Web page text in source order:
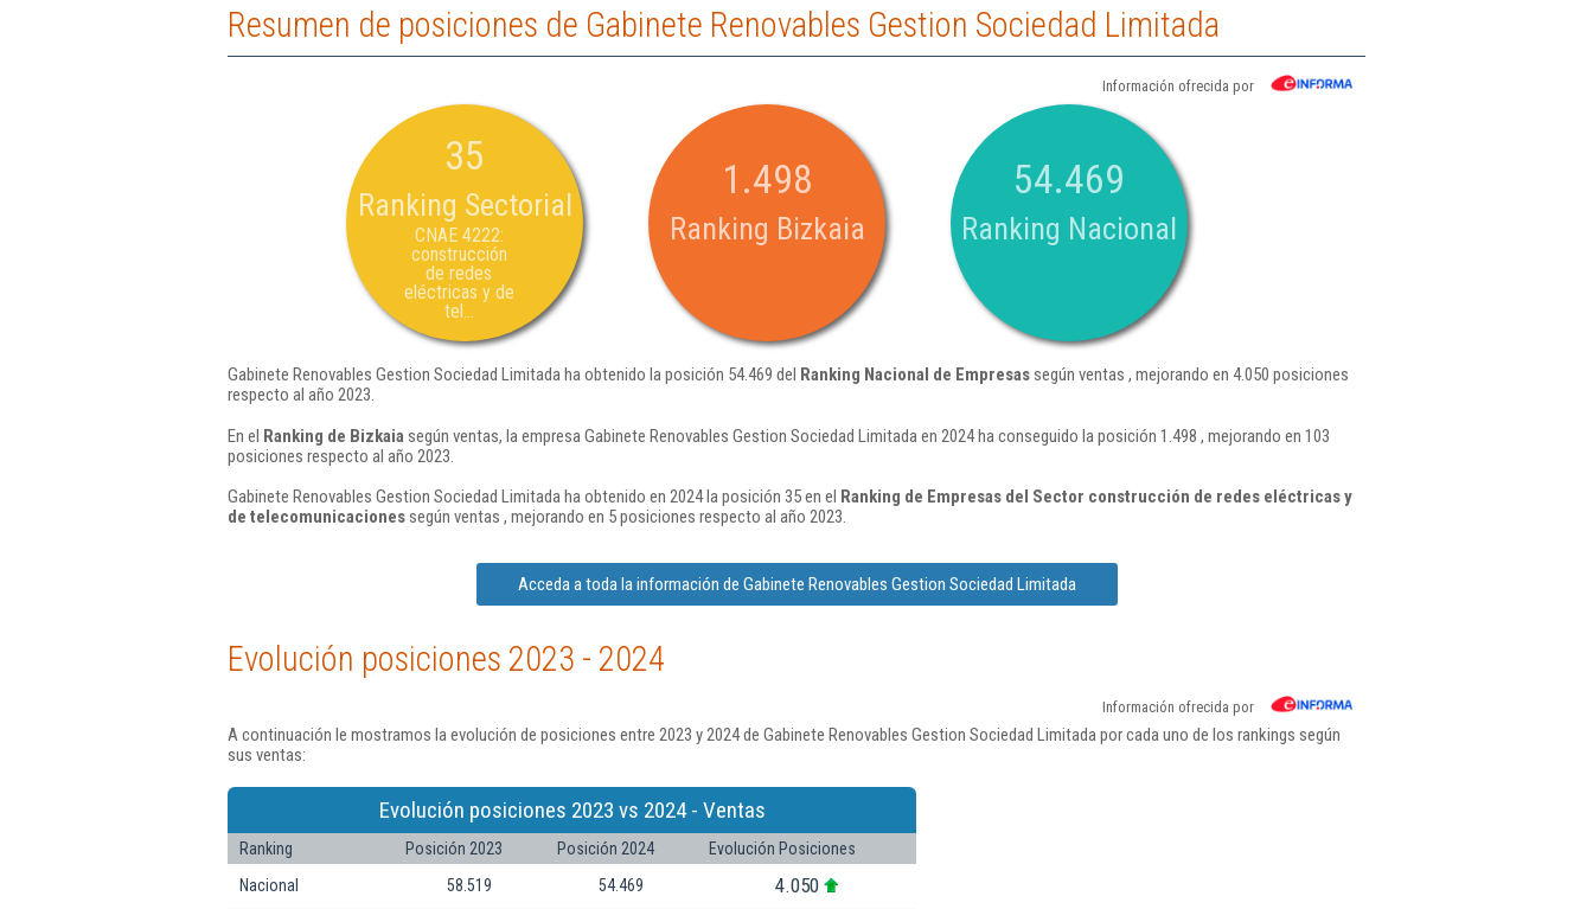
Resumen de posiciones de Gabinete Renovables Gestion Sociedad Limitada
Información ofrecida por
35
Ranking Sectorial
CNAE 4222:
construcción
de redes
eléctricas y de
tel...
1.498
Ranking Bizkaia
54.469
Ranking Nacional
Gabinete Renovables Gestion Sociedad Limitada ha obtenido la posición 54.469 del Ranking Nacional de Empresassegún ventas , mejorando en 4.050 posiciones
respecto al año 2023.
En el Ranking de Bizkaia según ventas, la empresa Gabinete Renovables Gestion Sociedad Limitada en 2024 ha conseguido la posición 1.498 , mejorando en 103
posiciones respecto al año 2023.
Gabinete Renovables Gestion Sociedad Limitada ha obtenido en 2024 la posición 35 en el Ranking de Empresas del Sector construcción de redes eléctricas y
de telecomunicacionessegún ventas , mejorando en 5 posiciones respecto al año 2023.
Acceda a toda la información de Gabinete Renovables Gestion Sociedad Limitada
Evolución posiciones 2023 - 2024
Información ofrecida por
A continuación le mostramos la evolución de posiciones entre 2023 y 2024 de Gabinete Renovables Gestion Sociedad Limitada por cada uno de los rankings según
sus ventas:
Evolución posiciones 2023 vs 2024 - Ventas
Ranking Posición 2023 Posición 2024
Evolución Posiciones
Nacional
58.519 54.469 4.050